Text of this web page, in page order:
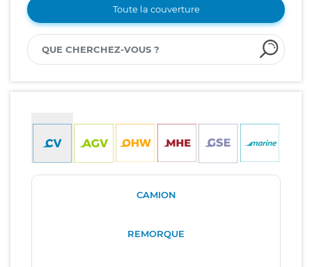
Toute la couverture
CAMION
REMORQUE